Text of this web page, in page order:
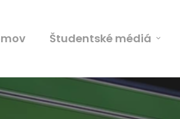
Študentské médiá